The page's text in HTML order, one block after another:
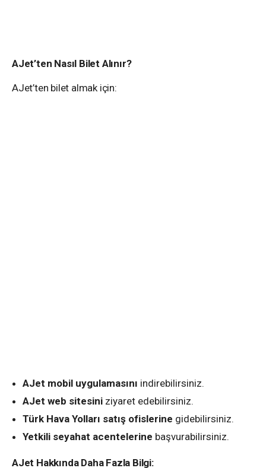
AJet’ten Nasıl Bilet Alınır?
AJet’ten bilet almak için:
AJet mobil uygulamasını indirebilirsiniz.
AJet web sitesini ziyaret edebilirsiniz.
Türk Hava Yolları satış ofislerine gidebilirsiniz.
Yetkili seyahat acentelerine başvurabilirsiniz.
AJet Hakkında Daha Fazla Bilgi: